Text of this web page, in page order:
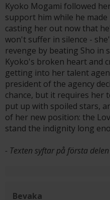
Kyoko Mogami followed
support him while he
casting her out now that
won't suffer in silence -
revenge by beating Sho in
Kyoko's broken heart and
getting into her talent
president of the agency
chance, but it requires her
put up with spoiled stars,
of her new position: the
stand the indignity long
- Texten syftar på första
Bevaka